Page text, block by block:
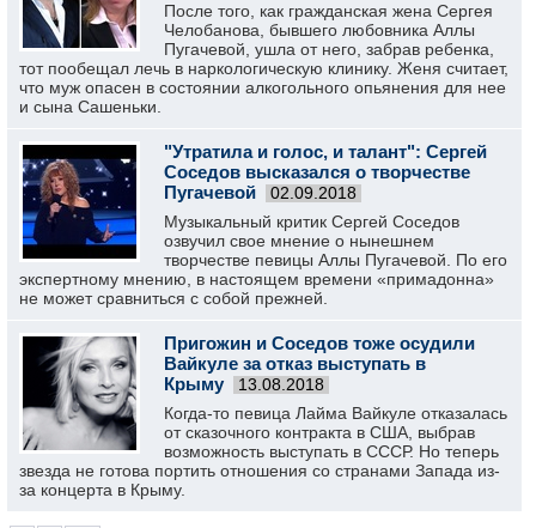
После того, как гражданская жена Сергея
Челобанова, бывшего любовника Аллы
Пугачевой, ушла от него, забрав ребенка,
тот пообещал лечь в наркологическую клинику. Женя считает,
что муж опасен в состоянии алкогольного опьянения для нее
и сына Сашеньки.
"Утратила и голос, и талант": Сергей
Соседов высказался о творчестве
Пугачевой
02.09.2018
Музыкальный критик Сергей Соседов
озвучил свое мнение о нынешнем
творчестве певицы Аллы Пугачевой. По его
экспертному мнению, в настоящем времени «примадонна»
не может сравниться с собой прежней.
Пригожин и Соседов тоже осудили
Вайкуле за отказ выступать в
Крыму
13.08.2018
Когда-то певица Лайма Вайкуле отказалась
от сказочного контракта в США, выбрав
возможность выступать в СССР. Но теперь
звезда не готова портить отношения со странами Запада из-
за концерта в Крыму.